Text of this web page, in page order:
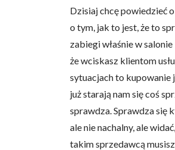
Dzisiaj chcę powiedzieć
o tym, jak to jest, że to
zabiegi właśnie w
że wciskasz klientom
sytuacjach to kupowanie
już starają nam się coś
sprawdza. Sprawdza się
ale nie nachalny, ale
takim sprzedawcą